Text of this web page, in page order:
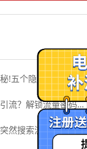
淘宝流量入口大揭秘!五个隐藏点你知道吗?它能够为店铺带来更多
淘宝新店怎么推广引流？解锁流量密码，开启电商逆袭之路
淘宝店铺无违规，突然搜索流量大幅度下滑,要针对不同原因采取补